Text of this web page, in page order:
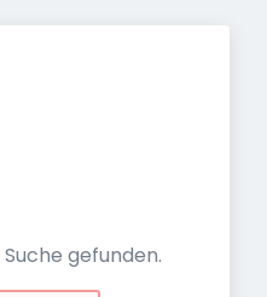
gefunden.